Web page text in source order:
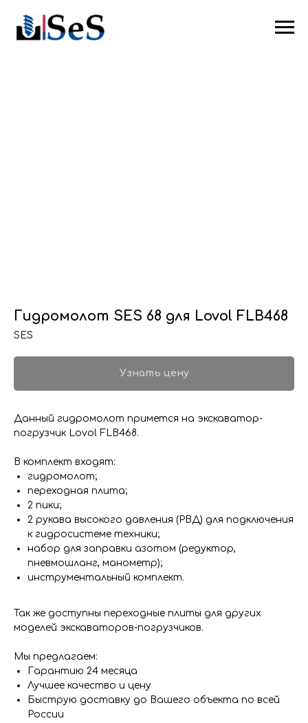
Гидромолот SES 68 для Lovol FLB468
SES
Узнать цену
Данный гидромолот примется на экскаватор-
погрузчик Lovol FLB468.
В комплект входят:
гидромолот;
переходная плита;
2 пики;
2 рукава высокого давления (РВД) для подключения
к гидросистеме техники;
набор для заправки азотом (редуктор,
пневмошланг, манометр);
инструментальный комплект.
Так же доступны переходные плиты для других
моделей экскаваторов-погрузчиков.
Мы предлагаем:
Гарантию 24 месяца
Лучшее качество и цену
Быструю доставку до Вашего объекта по всей
России